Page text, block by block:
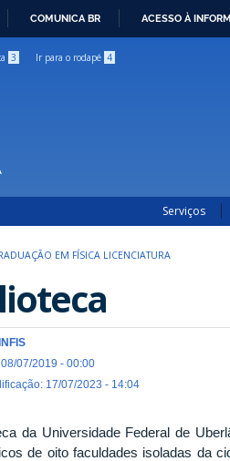
COMUNICA BR ACESSO À
3 Ir para o rodapé 4
Serviços
EM FÍSICA LICENCIATURA
07/2019 - 00:00
17/07/2023 - 14:04
da Universidade Federal de
de oito faculdades isoladas da